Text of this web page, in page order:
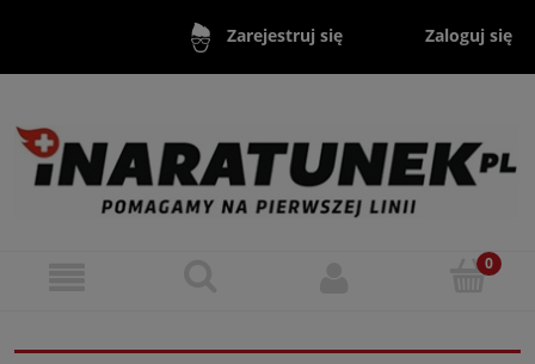
Zarejestruj się Zaloguj się